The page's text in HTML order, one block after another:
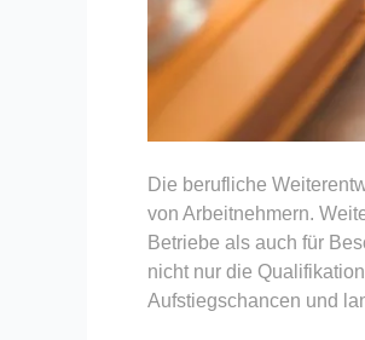
Die berufliche
von Arbeitnehmern.
Betriebe als auch für
nicht nur die
Aufstiegschancen und